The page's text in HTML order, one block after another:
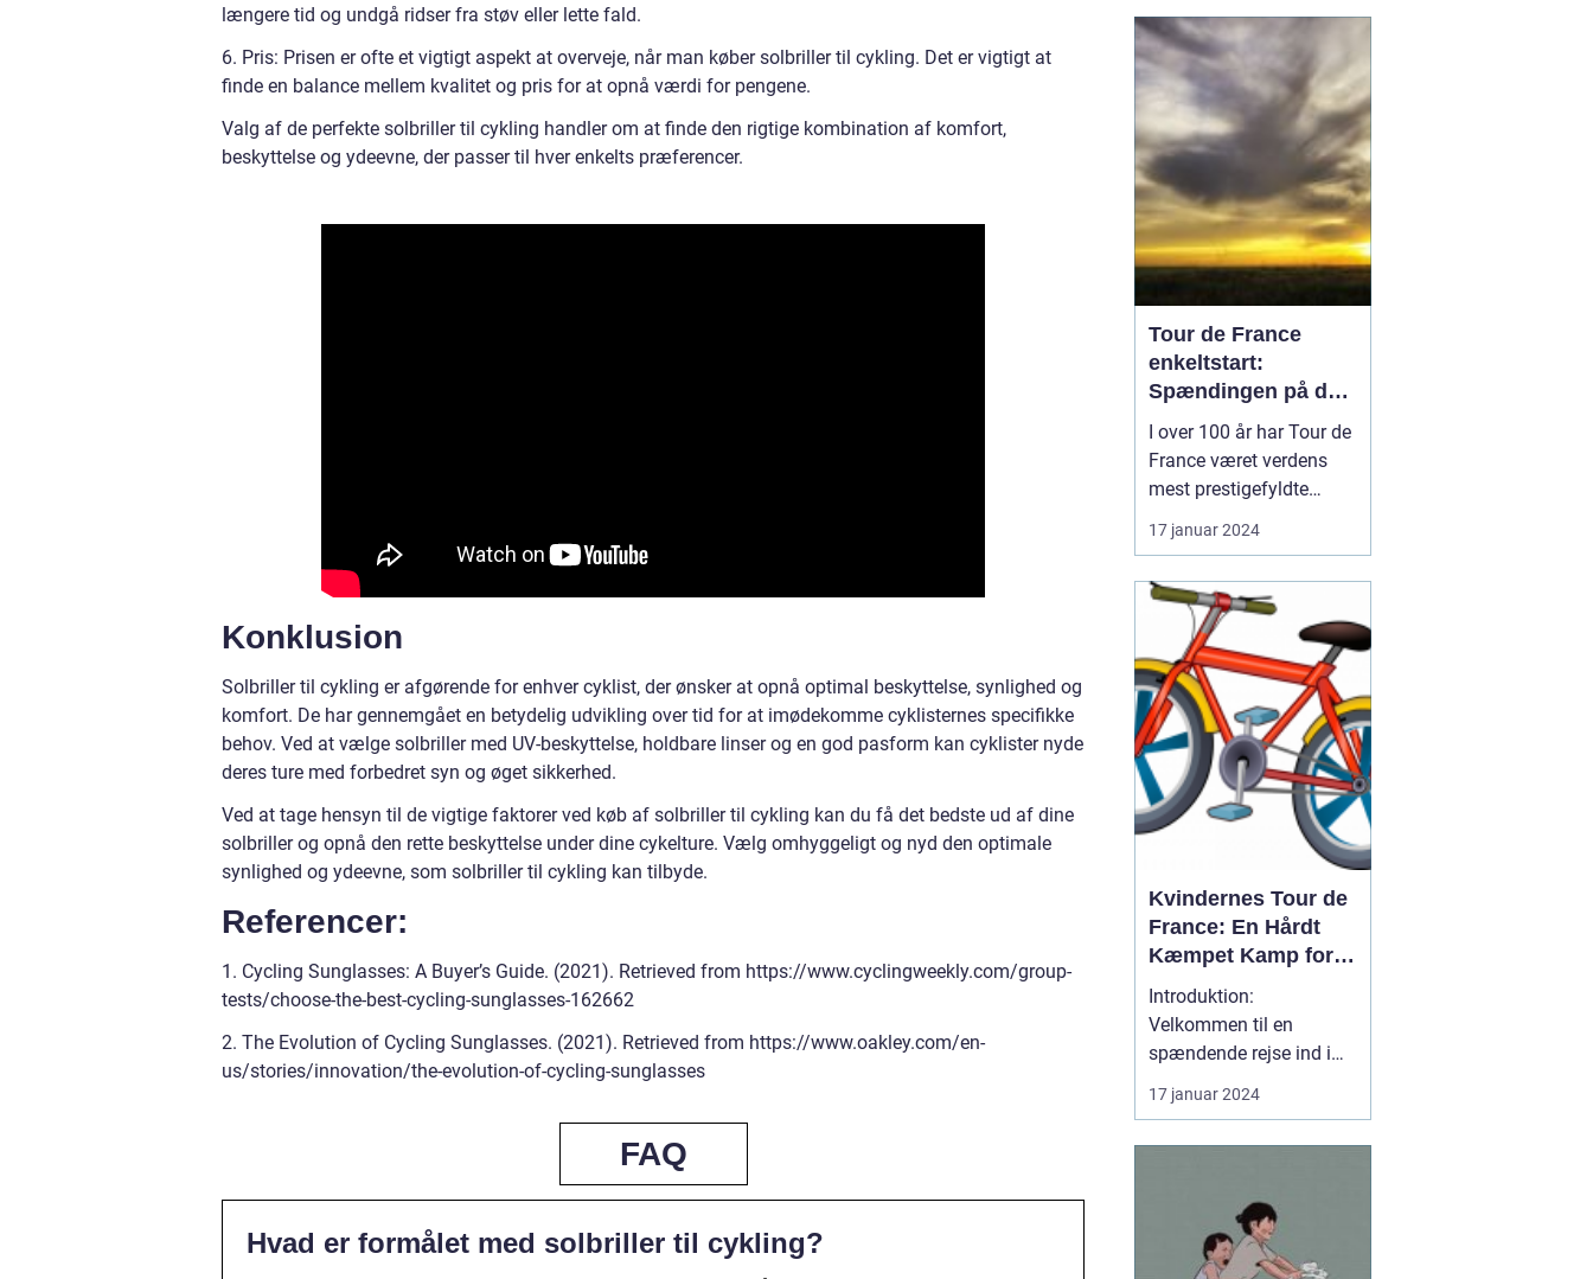
længere tid og undgå ridser fra støv eller lette fald.
6. Pris: Prisen er ofte et vigtigt aspekt at overveje, når man køber solbriller til cykling. Det er vigtigt at
finde en balance mellem kvalitet og pris for at opnå værdi for pengene.
Valg af de perfekte solbriller til cykling handler om at finde den rigtige kombination af komfort,
beskyttelse og ydeevne, der passer til hver enkelts præferencer.
Konklusion
Solbriller til cykling er afgørende for enhver cyklist, der ønsker at opnå optimal beskyttelse, synlighed og
komfort. De har gennemgået en betydelig udvikling over tid for at imødekomme cyklisternes specifikke
behov. Ved at vælge solbriller med UV-beskyttelse, holdbare linser og en god pasform kan cyklister nyde
deres ture med forbedret syn og øget sikkerhed.
Ved at tage hensyn til de vigtige faktorer ved køb af solbriller til cykling kan du få det bedste ud af dine
solbriller og opnå den rette beskyttelse under dine cykelture. Vælg omhyggeligt og nyd den optimale
synlighed og ydeevne, som solbriller til cykling kan tilbyde.
Referencer:
1. Cycling Sunglasses: A Buyer’s Guide. (2021). Retrieved from https://www.cyclingweekly.com/group-
tests/choose-the-best-cycling-sunglasses-162662
2. The Evolution of Cycling Sunglasses. (2021). Retrieved from https://www.oakley.com/en-
us/stories/innovation/the-evolution-of-cycling-sunglasses
FAQ
Hvad er formålet med solbriller til cykling?
de France er symbolsk
og højtrangeret. Den
repræsenterer ikke bare
evnen til at være den
hurtigste rytter i løbet,
men også ...
Tour de France
enkeltstart:
Spændingen på den
ensomme vej
I over 100 år har Tour de
France været verdens
mest prestigefyldte
cykelløb, og en af de
mest særlige discipliner,
del af løbet, er
enkeltstarten. I denne
artikel vil vi dykke ned i
verdenen af "Tour de
France enkeltstart" og
u...
17 januar 2024
Kvindernes Tour de
France: En Hårdt
Kæmpet Kamp for
Ligestilling på
Cykelscenen
Introduktion:
Velkommen til en
spændende rejse ind i
verden af "kvindernes
Tour de France". Dette er
professionelle
cykelryttere i verden. I
denne artikel vil vi
17 januar 2024